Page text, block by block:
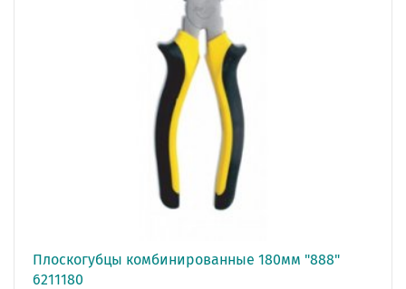
Плоскогубцы комбинированные 180мм "888"
6211180